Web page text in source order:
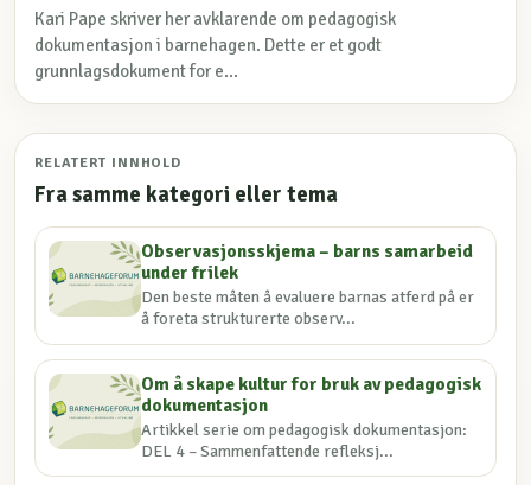
Kari Pape skriver her avklarende om pedagogisk
dokumentasjon i barnehagen. Dette er et godt
grunnlagsdokument for e...
RELATERT INNHOLD
Fra samme kategori eller tema
Observasjonsskjema – barns samarbeid
under frilek
Den beste måten å evaluere barnas atferd på er
å foreta strukturerte observ...
Om å skape kultur for bruk av pedagogisk
dokumentasjon
Artikkel serie om pedagogisk dokumentasjon:
DEL 4 – Sammenfattende refleksj...